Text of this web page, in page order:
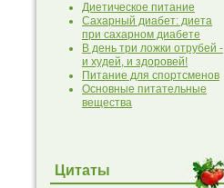
Диетическое питание
Сахарный диабет: диета
при сахарном диабете
В день три ложки отрубей -
и худей, и здоровей!
Питание для спортсменов
Основные питательные
вещества
Цитаты